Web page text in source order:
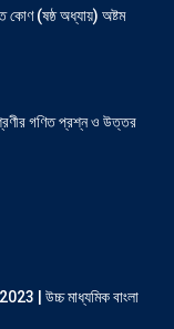
(ষষ্ঠ অধ্যায়) অষ্টম
গণিত প্রশ্ন ও উত্তর
| উচ্চ মাধ্যমিক বাংলা